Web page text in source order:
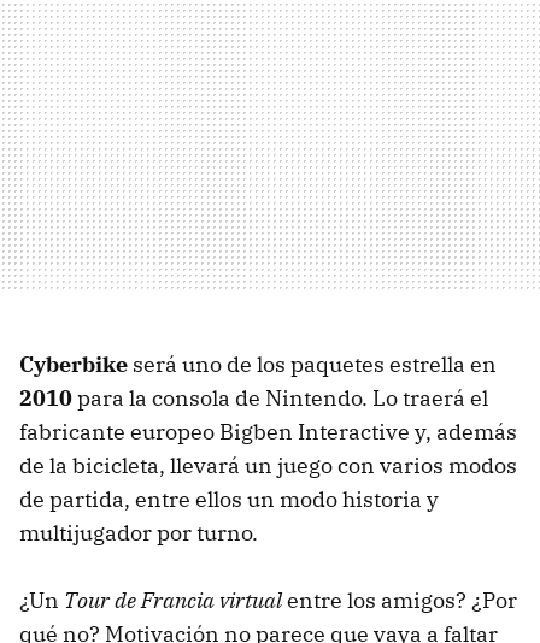
Cyberbike será uno de los paquetes estrella en
2010para la consola de Nintendo. Lo traerá el
fabricante europeo Bigben Interactive y, además
de la bicicleta, llevará un juego con varios modos
de partida, entre ellos un modo historia y
multijugador por turno.
¿Un Tour de Francia virtualentre los amigos? ¿Por
qué no? Motivación no parece que vaya a faltar